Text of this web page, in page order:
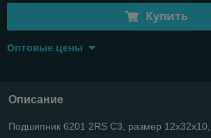
Купить
Оптовые цены
Описание
Подшипник 6201 2RS C3, размер